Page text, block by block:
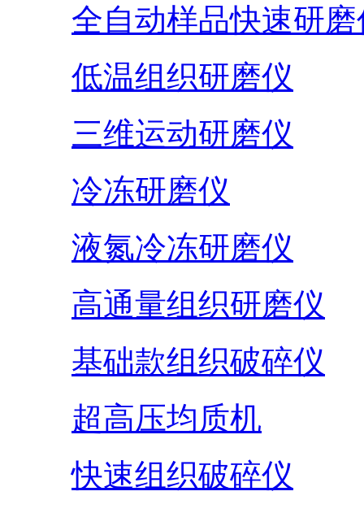
全自动样品快速研磨
低温组织研磨仪
三维运动研磨仪
冷冻研磨仪
液氮冷冻研磨仪
高通量组织研磨仪
基础款组织破碎仪
超高压均质机
快速组织破碎仪